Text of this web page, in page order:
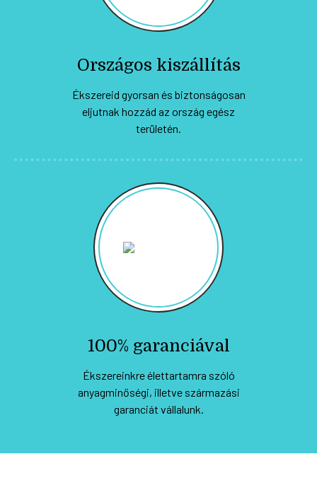
Országos kiszállítás
Ékszereid gyorsan és biztonságosan
eljutnak hozzád az ország egész
területén.
100% garanciával
Ékszereinkre élettartamra szóló
anyagminőségi, illetve származási
garanciát vállalunk.